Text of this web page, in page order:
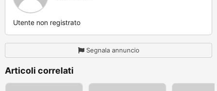
Utente non registrato
Segnala annuncio
Articoli correlati